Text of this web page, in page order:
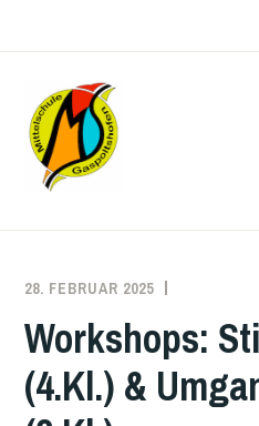
28. FEBRUAR 2025
Workshops:
(4.Kl.) &